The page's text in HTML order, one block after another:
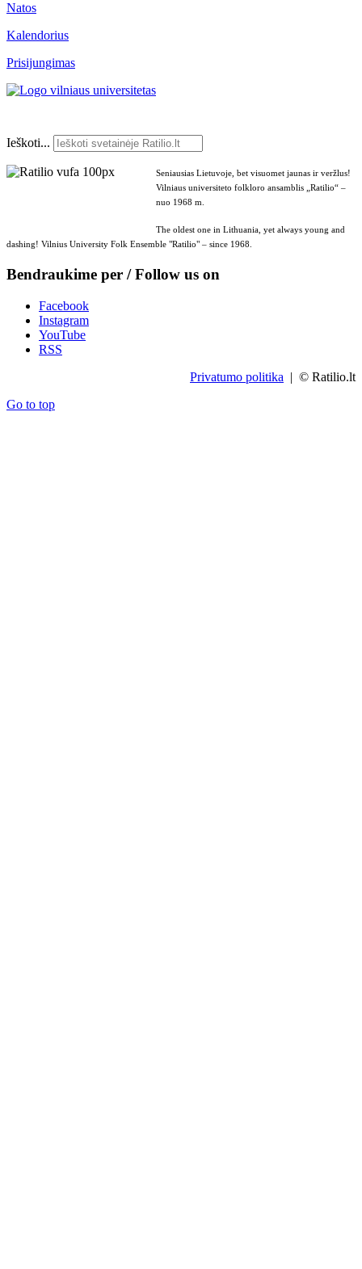
Natos
Kalendorius
Prisijungimas
Ieškoti...
Seniausias Lietuvoje, bet visuomet jaunas ir veržlus!
Vilniaus universiteto folkloro ansamblis „Ratilio“ –
nuo 1968 m.
The oldest one in Lithuania, yet always young and
dashing! Vilnius University Folk Ensemble "Ratilio" – since 1968.
Bendraukime per / Follow us on
Facebook
Instagram
YouTube
RSS
Privatumo politika | © Ratilio.lt
Go to top